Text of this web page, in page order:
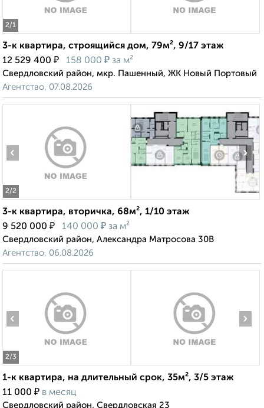
2/1
3-к квартира, строящийся дом, 79м², 9/17 этаж
12 529 400 ₽ 158 000 ₽ за м²
Свердловский район, мкр. Пашенный, ЖК Новый Портовый
Агентство, 07.08.2026
2/2
‹ ›
3-к квартира, вторичка, 68м², 1/10 этаж
9 520 000 ₽ 140 000 ₽ за м²
Свердловский район, Александра Матросова 30В
Агентство, 06.08.2026
2/3
‹ ›
1-к квартира, на длительный срок, 35м², 3/5 этаж
11 000 ₽ в месяц
Свердловский район, Свердловская 23